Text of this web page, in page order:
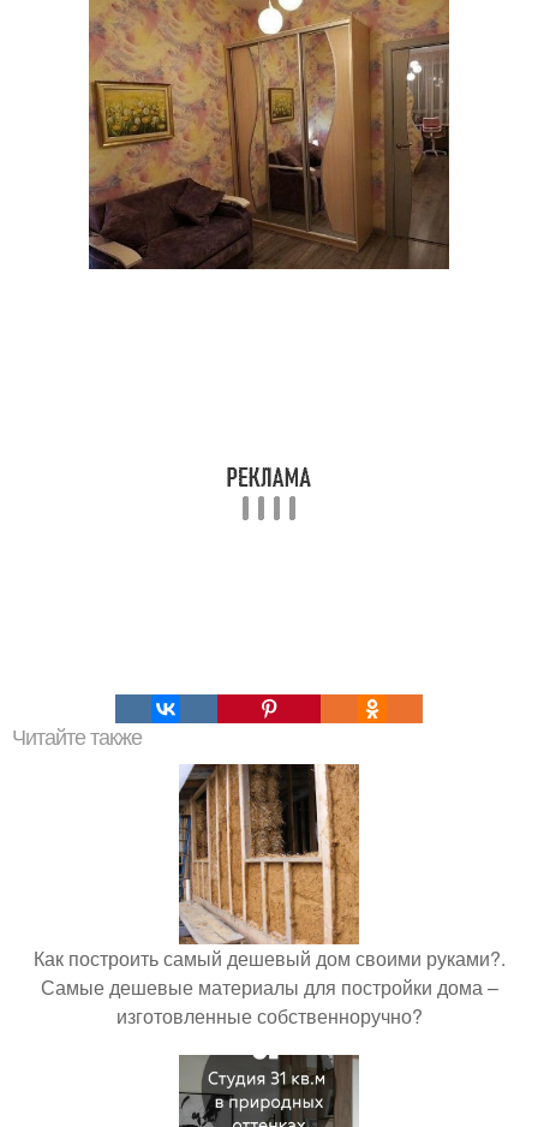
Читайте также
Как построить самый дешевый дом своими руками?.
Самые дешевые материалы для постройки дома –
изготовленные собственноручно?